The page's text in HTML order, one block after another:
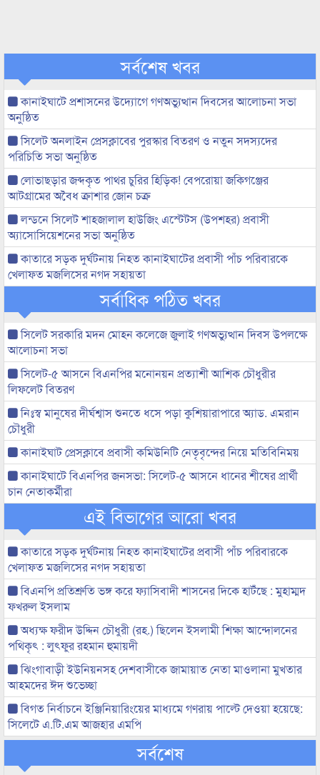
সর্বশেষ খবর
কানাইঘাটে প্রশাসনের উদ্যোগে গণঅভ্যুত্থান দিবসের আলোচনা সভা
অনুষ্ঠিত
সিলেট অনলাইন প্রেসক্লাবের পুরস্কার বিতরণ ও নতুন সদস্যদের
পরিচিতি সভা অনুষ্ঠিত
লোভাছড়ার জব্দকৃত পাথর চুরির হিড়িক! বেপরোয়া জকিগঞ্জের
আটগ্রামের অবৈধ ক্রাশার জোন চক্র
লন্ডনে সিলেট শাহজালাল হাউজিং এস্টেটস (উপশহর) প্রবাসী
অ্যাসোসিয়েশনের সভা অনুষ্ঠিত
কাতারে সড়ক দুর্ঘটনায় নিহত কানাইঘাটের প্রবাসী পাঁচ পরিবারকে
খেলাফত মজলিসের নগদ সহায়তা
সর্বাধিক পঠিত খবর
সিলেট সরকারি মদন মোহন কলেজে জুলাই গণঅভ্যুত্থান দিবস উপলক্ষে
আলোচনা সভা
সিলেট-৫ আসনে বিএনপির মনোনয়ন প্রত্যাশী আশিক চৌধুরীর
লিফলেট বিতরণ
নিঃস্ব মানুষের দীর্ঘশ্বাস শুনতে ধসে পড়া কুশিয়ারাপারে অ্যাড. এমরান
চৌধুরী
কানাইঘাট প্রেসক্লাবে প্রবাসী কমিউনিটি নেতৃবৃন্দের নিয়ে মতিবিনিময়
কানাইঘাটে বিএনপির জনসভা: সিলেট-৫ আসনে ধানের শীষের প্রার্থী
চান নেতাকর্মীরা
এই বিভাগের আরো খবর
কাতারে সড়ক দুর্ঘটনায় নিহত কানাইঘাটের প্রবাসী পাঁচ পরিবারকে
খেলাফত মজলিসের নগদ সহায়তা
বিএনপি প্রতিশ্রুতি ভঙ্গ করে ফ্যাসিবাদী শাসনের দিকে হাটঁছে : মুহাম্মদ
ফখরুল ইসলাম
অধ্যক্ষ ফরীদ উদ্দিন চৌধুরী (রহ.) ছিলেন ইসলামী শিক্ষা আন্দোলনের
পথিকৃৎ : লুৎফুর রহমান হুমায়দী
ঝিংগাবাড়ী ইউনিয়নসহ দেশবাসীকে জামায়াত নেতা মাওলানা মুখতার
আহমদের ঈদ শুভেচ্ছা
বিগত নির্বাচনে ইঞ্জিনিয়ারিংয়ের মাধ্যমে গণরায় পাল্টে দেওয়া হয়েছে:
সিলেটে এ.টি.এম আজহার এমপি
সর্বশেষ